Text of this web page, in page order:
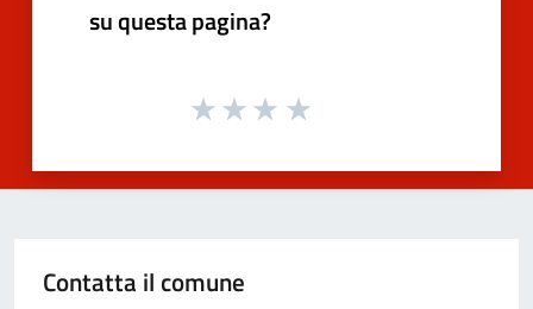
su questa pagina?
Contatta il comune